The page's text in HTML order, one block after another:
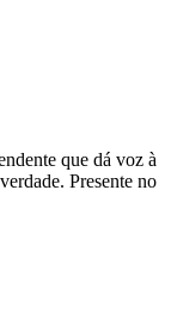
que dá voz à
Presente no